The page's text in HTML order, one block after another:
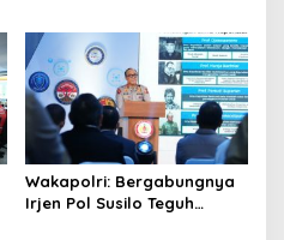
Pertamina Jabar
Wakapolri: Bergabungnya
Irjen Pol Susilo Teguh